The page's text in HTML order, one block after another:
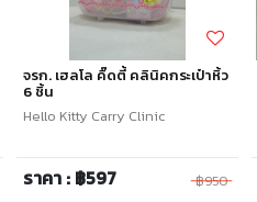
จรก. เฮลโล คิ๊ดตี้ คลินิคกระเป๋าหิ้ว
6 ชิ้น
Hello Kitty Carry Clinic
ราคา : ฿597 ฿950